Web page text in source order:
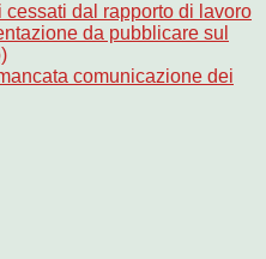
cessati dal rapporto di lavoro
da pubblicare sul
comunicazione dei